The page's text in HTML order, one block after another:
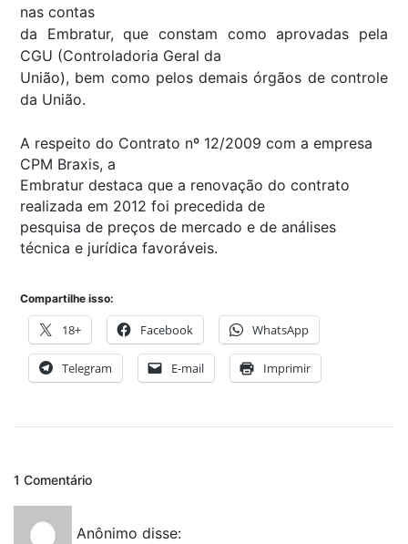
nas contas
da Embratur, que constam como aprovadas pela
CGU (Controladoria Geral da
União), bem como pelos demais órgãos de controle
da União.
A respeito do Contrato nº 12/2009 com a empresa
CPM Braxis, a
Embratur destaca que a renovação do contrato
realizada em 2012 foi precedida de
pesquisa de preços de mercado e de análises
técnica e jurídica favoráveis.
Compartilhe isso:
18+ Facebook WhatsApp
Telegram E-mail Imprimir
1 Comentário
Anônimo disse: